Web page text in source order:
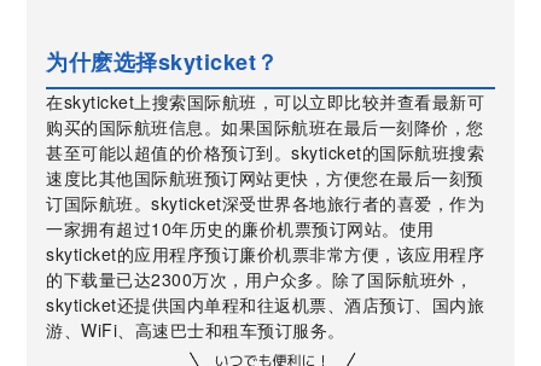
为什麽选择skyticket？
在skyticket上搜索国际航班，可以立即比较并查看最新可
购买的国际航班信息。如果国际航班在最后一刻降价，您
甚至可能以超值的价格预订到。skyticket的国际航班搜索
速度比其他国际航班预订网站更快，方便您在最后一刻预
订国际航班。skyticket深受世界各地旅行者的喜爱，作为
一家拥有超过10年历史的廉价机票预订网站。使用
skyticket的应用程序预订廉价机票非常方便，该应用程序
的下载量已达2300万次，用户众多。除了国际航班外，
skyticket还提供国内单程和往返机票、酒店预订、国内旅
游、WiFi、高速巴士和租车预订服务。